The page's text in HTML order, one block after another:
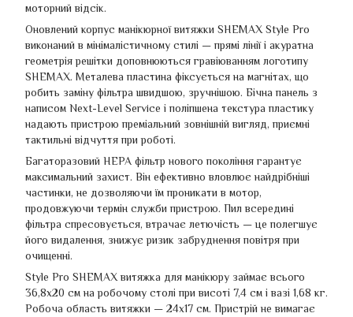
моторний відсік.
Оновлений корпус манікюрної витяжки SHEMAX Style Pro
виконаний в мінімалістичному стилі — прямі лінії і акуратна
геометрія решітки доповнюються гравіюванням логотипу
SHEMAX. Металева пластина фіксується на магнітах, що
робить заміну фільтра швидшою, зручнішою. Бічна панель з
написом Next-Level Service і поліпшена текстура пластику
надають пристрою преміальний зовнішній вигляд, приємні
тактильні відчуття при роботі.
Багаторазовий HEPA фільтр нового покоління гарантує
максимальний захист. Він ефективно вловлює найдрібніші
частинки, не дозволяючи їм проникати в мотор,
продовжуючи термін служби пристрою. Пил всередині
фільтра спресовується, втрачає летючість — це полегшує
його видалення, знижує ризик забруднення повітря при
очищенні.
Style Pro SHEMAX витяжка для манікюру займає всього
36,8х20 см на робочому столі при висоті 7,4 см і вазі 1,68 кг.
Робоча область витяжки — 24х17 см. Пристрій не вимагає